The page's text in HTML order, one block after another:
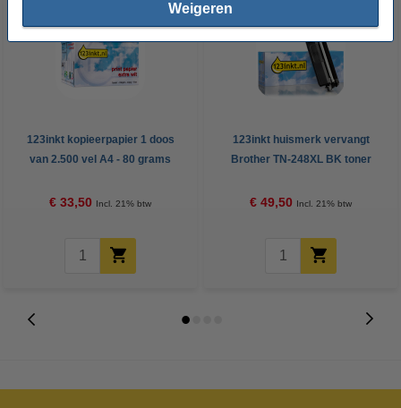
Weigeren
123inkt kopieerpapier 1 doos
van 2.500 vel A4 - 80 grams
€ 33,50 Incl. 21% btw
123inkt huismerk vervangt
Brother TN-248XL BK toner
€ 49,50 Incl. 21% btw